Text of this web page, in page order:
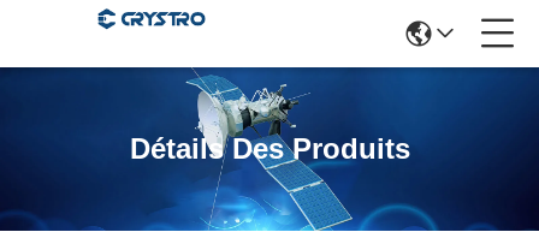
Détails Des Produits